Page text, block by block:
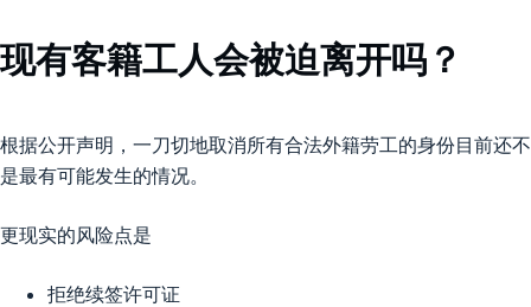
现有客籍工人会被迫离开吗？
根据公开声明，一刀切地取消所有合法外籍劳工的身份目前还不
是最有可能发生的情况。
更现实的风险点是
拒绝续签许可证